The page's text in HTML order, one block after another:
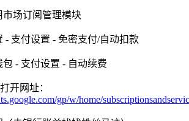
市场订阅管理模块
- 支付设置 - 免密支付/自动扣款
- 支付设置 - 自动续费
开网址：
gp/w/home/